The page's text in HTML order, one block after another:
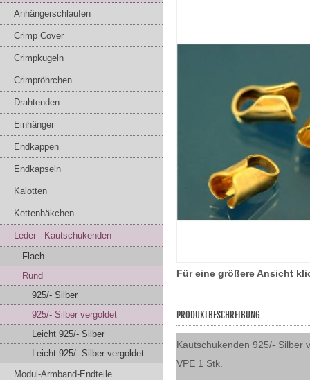
Anhängerschlaufen
Crimp Cover
Crimpkugeln
Crimpröhrchen
Drahtenden
Einhänger
Endkappen
Endkapseln
Kalotten
Kettenhäkchen
Leder - Kautschukenden
Flach
Rund
925/- Silber
925/- Silber vergoldet
Leicht 925/- Silber
Leicht 925/- Silber vergoldet
Modul-Armband-Endteile
Für eine größere Ansicht
PRODUKTBESCHREIBUNG
Kautschukenden 925/- Silber
VPE 1 Stk.